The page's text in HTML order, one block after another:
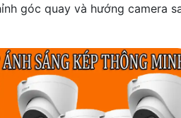
góc quay và hướng camera